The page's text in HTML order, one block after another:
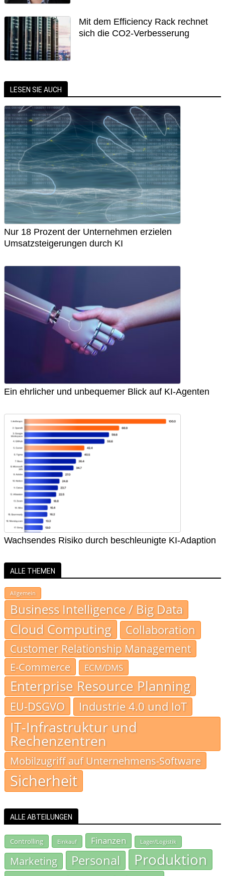
Mit dem Efficiency Rack rechnet
sich die CO2-Verbesserung
LESEN SIE AUCH
Nur 18 Prozent der Unternehmen erzielen
Umsatzsteigerungen durch KI
Ein ehrlicher und unbequemer Blick auf KI-Agenten
Wachsendes Risiko durch beschleunigte KI-Adaption
ALLE THEMEN
Allgemein
Business Intelligence / Big Data
Cloud Computing Collaboration
Customer Relationship Management
E-Commerce
ECM/DMS
Enterprise Resource Planning
EU-DSGVO Industrie 4.0 und IoT
IT-Infrastruktur und
Rechenzentren
Mobilzugriff auf Unternehmens-Software
Sicherheit
ALLE ABTEILUNGEN
Controlling Einkauf Finanzen Lager/Logistik
Marketing Personal Produktion